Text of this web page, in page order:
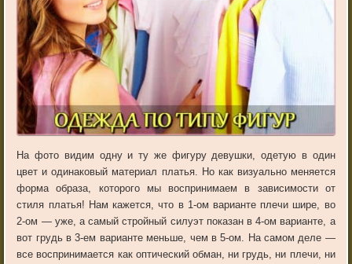
На фото видим одну и ту же фигуру девушки, одетую в один
цвет и одинаковый материал платья. Но как визуально меняется
форма образа, которого мы воспринимаем в зависимости от
стиля платья! Нам кажется, что в 1-ом варианте плечи шире, во
2-ом — уже, а самый стройный силуэт показан в 4-ом варианте, а
вот грудь в 3-ем варианте меньше, чем в 5-ом. На самом деле —
все воспринимается как оптический обман, ни грудь, ни плечи, ни